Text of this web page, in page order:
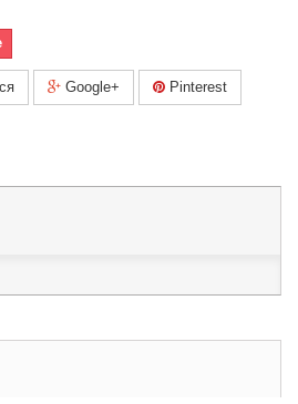
Google+ Pinterest